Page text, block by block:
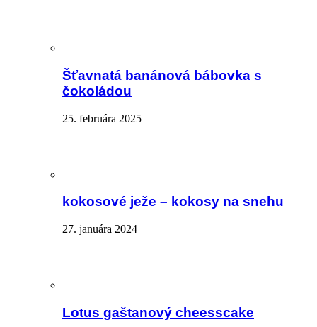
Šťavnatá banánová bábovka s
čokoládou
25. februára 2025
kokosové ježe – kokosy na snehu
27. januára 2024
Lotus gaštanový cheesscake